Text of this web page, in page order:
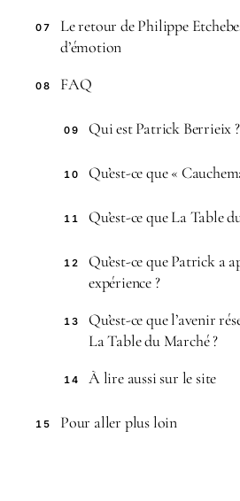
07
Le retour de Philippe
d’émotion
08 FAQ
09 Qui est Patrick Berrieix ?
10 Qu’est-ce que «
11 Qu’est-ce que La Table
12
Qu’est-ce que Patrick a
expérience ?
13
Qu’est-ce que l’avenir
La Table du Marché ?
14 À lire aussi sur le site
15 Pour aller plus loin